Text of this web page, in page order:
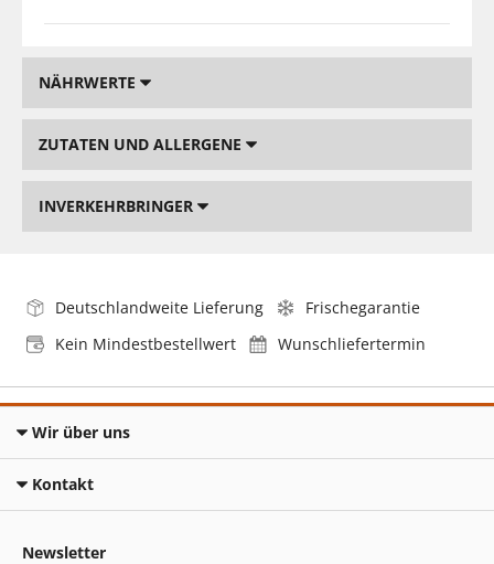
NÄHRWERTE
ZUTATEN UND ALLERGENE
INVERKEHRBRINGER
Deutschlandweite Lieferung
Frischegarantie
Kein Mindestbestellwert
Wunschliefertermin
Wir über uns
Kontakt
Newsletter